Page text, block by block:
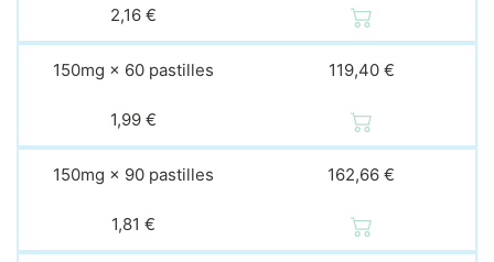
2,16 €
150mg × 60 pastilles 119,40 €
1,99 €
150mg × 90 pastilles 162,66 €
1,81 €